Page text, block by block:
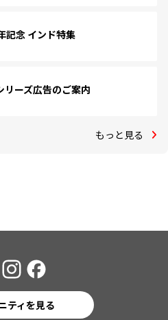
記念 インド特集
リーズ広告のご案内
もっと見る
ティを見る